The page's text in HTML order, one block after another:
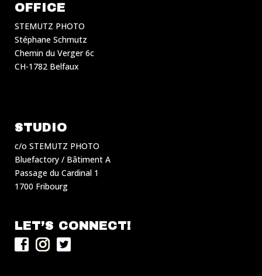
OFFICE
STEMUTZ PHOTO
Stéphane Schmutz
Chemin du Verger 6c
CH-1782 Belfaux
STUDIO
c/o STEMUTZ PHOTO
Bluefactory / Bâtiment A
Passage du Cardinal 1
1700 Fribourg
LET’S CONNECT!